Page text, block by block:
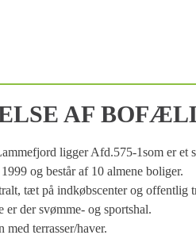
AF
ligger Afd.575-1som er et
og består af 10 almene boliger.
tæt på indkøbscenter og offentlig
er der svømme- og sportshal.
terrasser/haver.